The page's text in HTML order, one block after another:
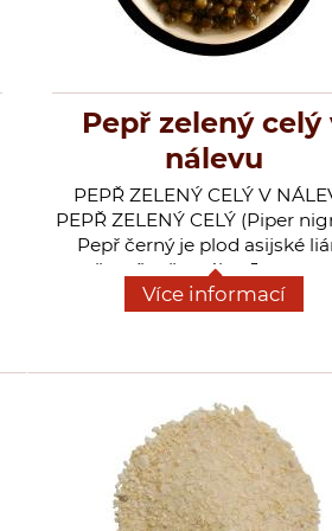
pepřem koření zelený čaj.
Pepř zelený celý
nálevu
PEPŘ ZELENÝ CELÝ V
PEPŘ ZELENÝ CELÝ (Piper
Pepř černý je plod asijské
pepřovníku černého. Je to
popínavá rostlina, která
délky až 7m. Listy jsou široce
sestaveny z 6 až 10 cm
bobule sušené za vysokých
nebo se nakládají do octa a
Dějiny obchodu s pepřem
do doby antické, kdy
pepře bylo otázkou prestiže.
Více informací